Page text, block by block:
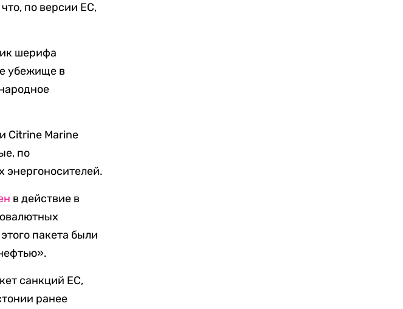
по версии ЕС,
шерифа
убежище в
Citrine Marine
по
энергоносителей.
в действие в
пакета были
санкций ЕС,
ранее